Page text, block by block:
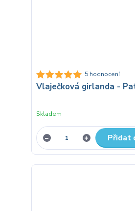
5 hodnocení
Vlaječková girlanda -
Skladem
Přidat